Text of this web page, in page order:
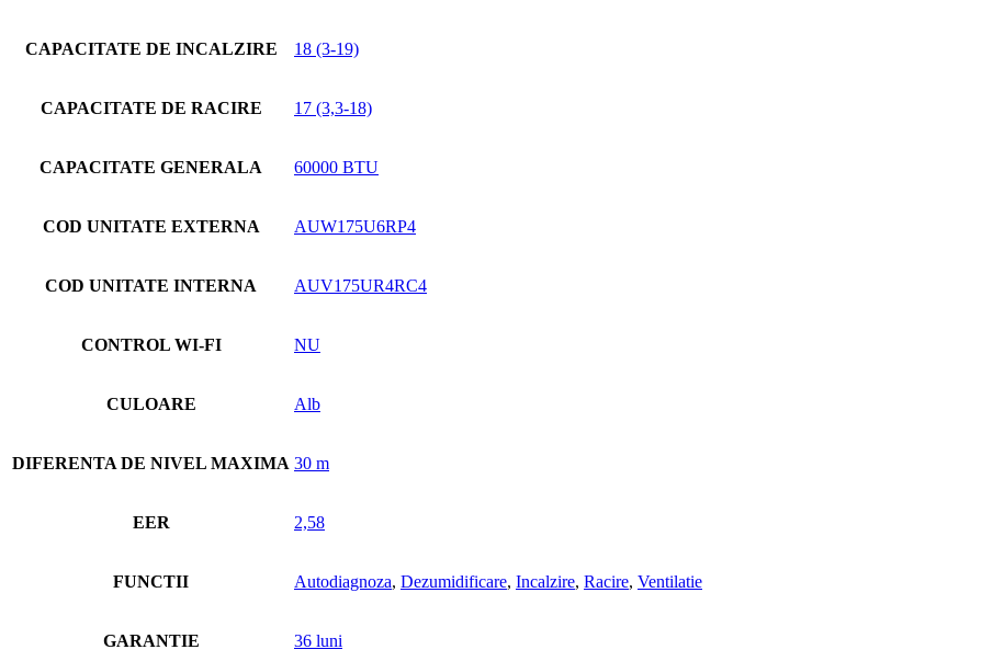
CAPACITATE DE INCALZIRE 18 (3-19)
CAPACITATE DE RACIRE 17 (3,3-18)
CAPACITATE GENERALA 60000 BTU
COD UNITATE EXTERNA AUW175U6RP4
COD UNITATE INTERNA AUV175UR4RC4
CONTROL WI-FI NU
CULOARE Alb
DIFERENTA DE NIVEL MAXIMA 30 m
EER 2,58
FUNCTII Autodiagnoza, Dezumidificare, Incalzire, Racire, Ventilatie
GARANTIE 36 luni